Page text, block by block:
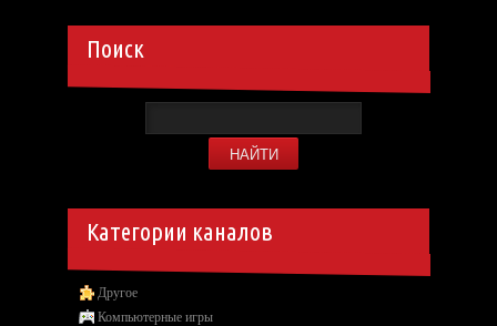
Поиск
Категории каналов
Другое
Компьютерные игры